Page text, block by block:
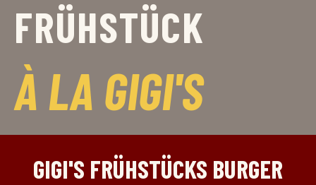
FRÜHSTÜCK
À LA GIGI'S
GIGI'S FRÜHSTÜCKS BURGER